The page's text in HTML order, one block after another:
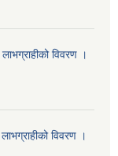
विवरण ।
विवरण ।